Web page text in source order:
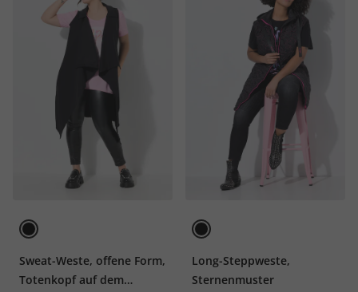
Sweat-Weste, offene Form,
Totenkopf auf dem
Long-Steppweste,
Sternenmuster